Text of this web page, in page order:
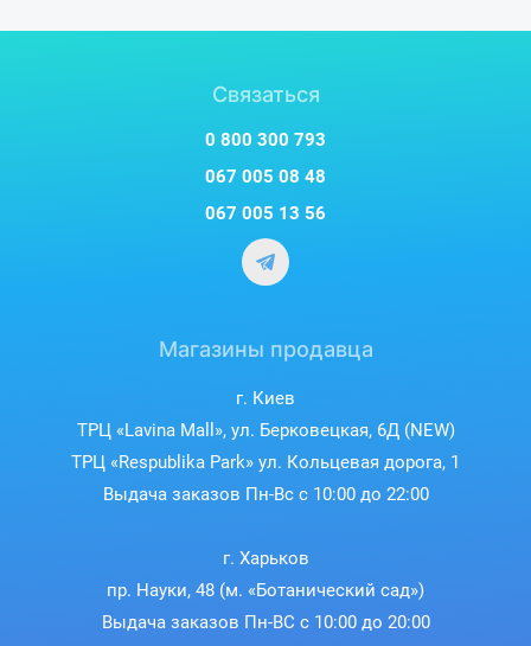
Связаться
0 800 300 793
067 005 08 48
067 005 13 56
Магазины продавца
г. Киев
ТРЦ «Lavina Mall», ул. Берковецкая, 6Д (NEW)
ТРЦ «Respublika Park» ул. Кольцевая дорога, 1
Выдача заказов Пн-Вс с 10:00 до 22:00
г. Харьков
пр. Науки, 48 (м. «Ботанический сад»)
Выдача заказов Пн-ВС с 10:00 до 20:00